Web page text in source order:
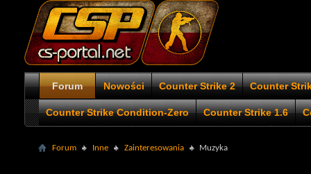
Forum Nowości Counter Strike 2 Counter
Counter Strike Condition-Zero Counter Strike 1.6
Forum Inne Zainteresowania Muzyka